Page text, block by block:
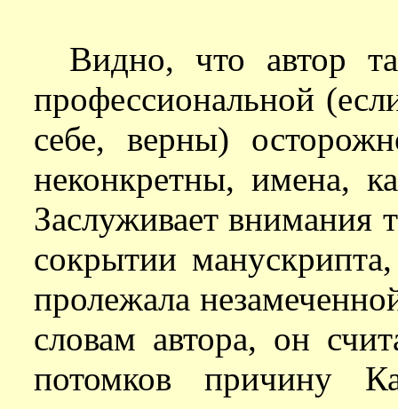
Видно, что автор
профессиональной
себе, верны)
неконкретны, имена,
Заслуживает внимания
сокрытии
пролежала
словам автора, он
потомков причину